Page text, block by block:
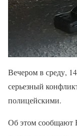
Вечером в среду,
серьезный
полицейскими.
Об этом сообщают